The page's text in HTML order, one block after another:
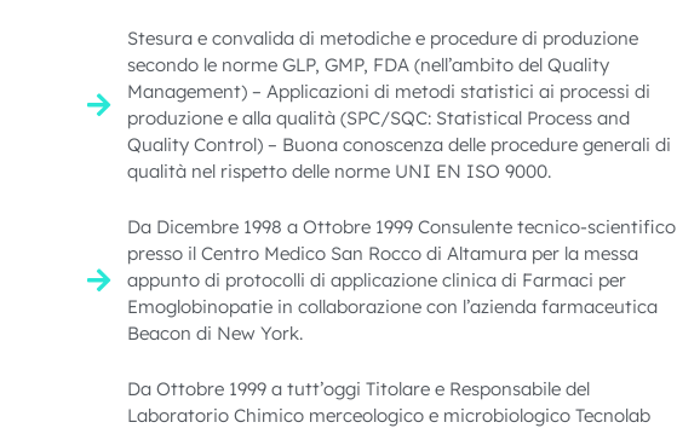
Stesura e convalida di metodiche e procedure di produzione
secondo le norme GLP, GMP, FDA (nell’ambito del Quality
Management) – Applicazioni di metodi statistici ai processi di
produzione e alla qualità (SPC/SQC: Statistical Process and
Quality Control) – Buona conoscenza delle procedure generali di
qualità nel rispetto delle norme UNI EN ISO 9000.
Da Dicembre 1998 a Ottobre 1999 Consulente tecnico-scientifico
presso il Centro Medico San Rocco di Altamura per la messa
appunto di protocolli di applicazione clinica di Farmaci per
Emoglobinopatie in collaborazione con l’azienda farmaceutica
Beacon di New York.
Da Ottobre 1999 a tutt’oggi Titolare e Responsabile del
Laboratorio Chimico merceologico e microbiologico Tecnolab